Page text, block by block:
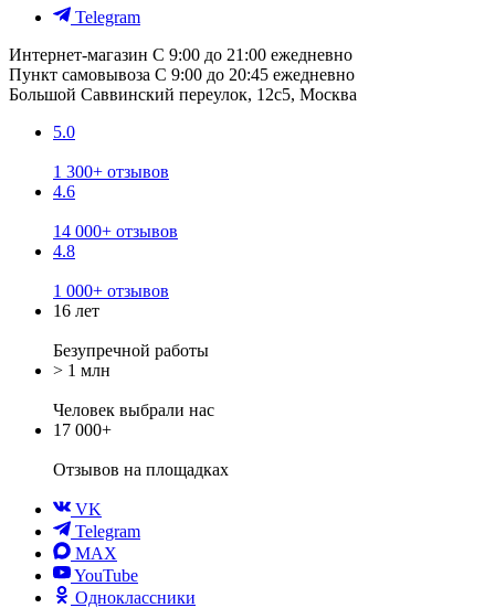
Telegram
Интернет-магазин С 9:00 до 21:00 ежедневно
Пункт самовывоза С 9:00 до 20:45 ежедневно
Большой Саввинский переулок, 12с5, Москва
5.0
1 300+ отзывов
4.6
14 000+ отзывов
4.8
1 000+ отзывов
16 лет
Безупречной работы
> 1 млн
Человек выбрали нас
17 000+
Отзывов на площадках
VK
Telegram
MAX
YouTube
Одноклассники